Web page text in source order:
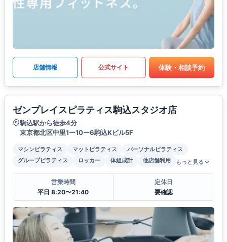
店舗情報 公式サイト 体験・相談予約
ゼンプレイスピラティス駒込スタジオ店
駒込駅から徒歩4分
東京都北区中里1ー10ー6駒込Kビル5F
マシンピラティス マットピラティス
パーソナルピラティス
グループピラティス
ロッカー 体組成計 他店舗利用 もっと見る
営業時間
平日 8:20〜21:40
定休日
要確認